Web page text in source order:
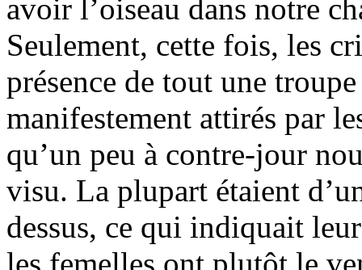
avoir l’oiseau dans notre
Seulement, cette fois, les
présence de tout une
manifestement attirés par
qu’un peu à contre-jour
visu. La plupart étaient
dessus, ce qui indiquait
les femelles ont plutôt le